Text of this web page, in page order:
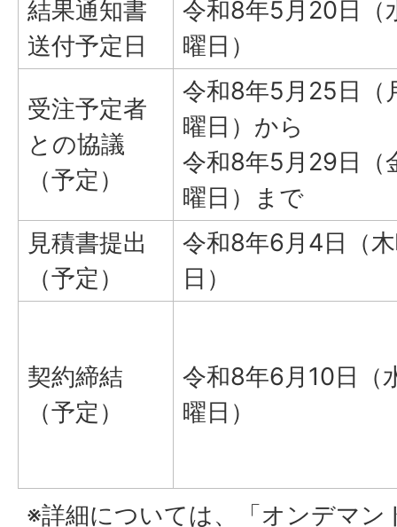
結果通知書
送付予定日
令和8年5月20日（
曜日）
受注予定者
との協議
（予定）
令和8年5月25日（
曜日）から
令和8年5月29日（
曜日）まで
見積書提出
（予定）
令和8年6月4日（
日）
契約締結
（予定）
令和8年6月10日（
曜日）
※詳細については、「オンデマン